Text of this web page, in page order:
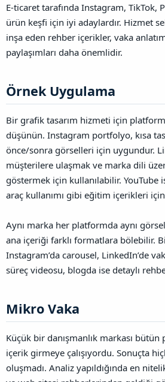
E-ticaret tarafında Instagram, TikTok,
ürün keşfi için iyi adaylardır. Hizmet
inşa eden rehber içerikler, vaka
paylaşımları daha önemlidir.
Örnek Uygulama​
Bir grafik tasarım hizmeti için platform
düşünün. Instagram portfolyo, kısa
önce/sonra görselleri için uygundur.
müşterilere ulaşmak ve marka dili
göstermek için kullanılabilir. YouTube
araç kullanımı gibi eğitim içerikleri
Aynı marka her platformda aynı
ana içeriği farklı formatlara bölebilir.
Instagram’da carousel, LinkedIn’de
süreç videosu, blogda ise detaylı
Mikro Vaka​
Küçük bir danışmanlık markası
içerik girmeye çalışıyordu. Sonuçta
oluşmadı. Analiz yapıldığında en